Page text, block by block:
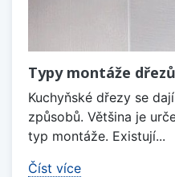
Typy montáže dřezů
Kuchyňské dřezy se
způsobů. Většina je
typ montáže. Existují...
Číst více